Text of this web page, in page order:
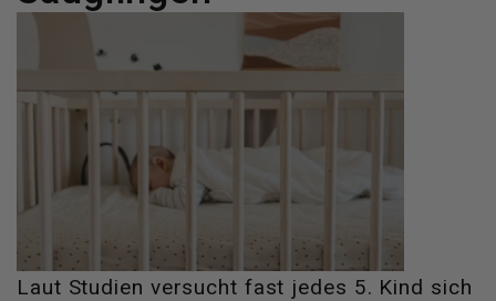
Laut Studien versucht fast jedes 5. Kind sich